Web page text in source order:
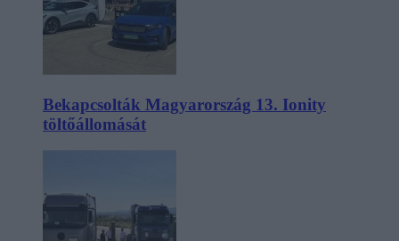
Bekapcsolták Magyarország 13. Ionity
töltőállomását